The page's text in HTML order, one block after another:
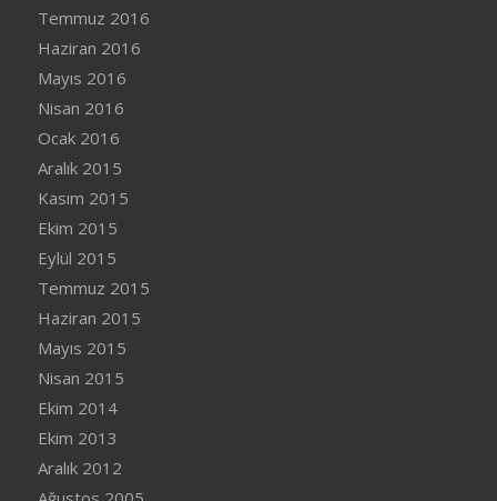
Temmuz 2016
Haziran 2016
Mayıs 2016
Nisan 2016
Ocak 2016
Aralık 2015
Kasım 2015
Ekim 2015
Eylül 2015
Temmuz 2015
Haziran 2015
Mayıs 2015
Nisan 2015
Ekim 2014
Ekim 2013
Aralık 2012